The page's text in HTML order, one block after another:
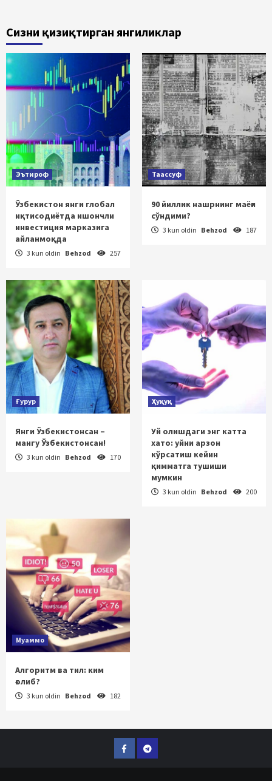
Сизни қизиқтирган янгиликлар
Эътироф
Ўзбекистон янги глобал
иқтисодиётда ишончли
инвестиция марказига
айланмоқда
3 kun oldin Behzod 257
Таассуф
90 йиллик нашрнинг маёғи
сўндими?
3 kun oldin Behzod 187
Ғурур
Янги Ўзбекистонсан –
мангу Ўзбекистонсан!
3 kun oldin Behzod 170
Ҳуқуқ
Уй олишдаги энг катта
хато: уйни арзон
кўрсатиш кейин
қимматга тушиши
мумкин
3 kun oldin Behzod 200
Муаммо
Алгоритм ва тил: ким
ғолиб?
3 kun oldin Behzod 182
FacebookTelegram